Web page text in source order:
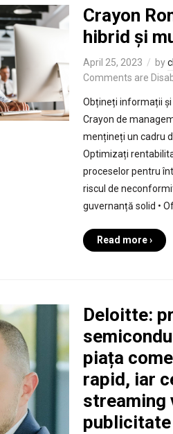
Crayon
hibrid și
April 25, 2023 by
Comments are
Obțineți informații și
Crayon de
mențineți un cadru
Optimizați
proceselor pentru
riscul de
guvernanță solid •
Read more ›
Deloitte:
piața
rapid, iar
streaming